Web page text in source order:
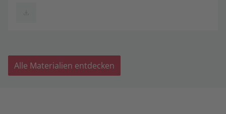
Alle Materialien entdecken